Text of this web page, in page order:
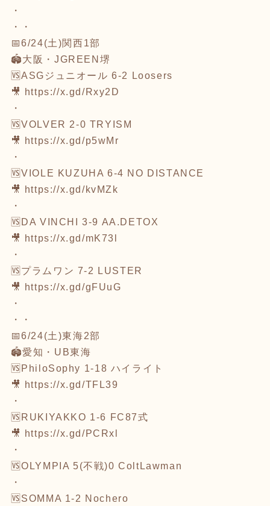
・
・・
📅6/24(土)関西1部
🏟大阪・JGREEN堺
🆚ASGジュニオール 6-2 Loosers
🎥
https://x.gd/Rxy2D
・
🆚VOLVER 2-0 TRYISM
🎥
https://x.gd/p5wMr
・
🆚VIOLE KUZUHA 6-4 NO DISTANCE
🎥
https://x.gd/kvMZk
・
🆚DA VINCHI 3-9 AA.DETOX
🎥
https://x.gd/mK73l
・
🆚プラムワン 7-2 LUSTER
🎥
https://x.gd/gFUuG
・
・・
📅6/24(土)東海2部
🏟愛知・UB東海
🆚PhiloSophy 1-18 ハイライト
🎥
https://x.gd/TFL39
・
🆚RUKIYAKKO 1-6 FC87式
🎥
https://x.gd/PCRxl
・
🆚OLYMPIA 5(不戦)0 ColtLawman
・
🆚SOMMA 1-2 Nochero